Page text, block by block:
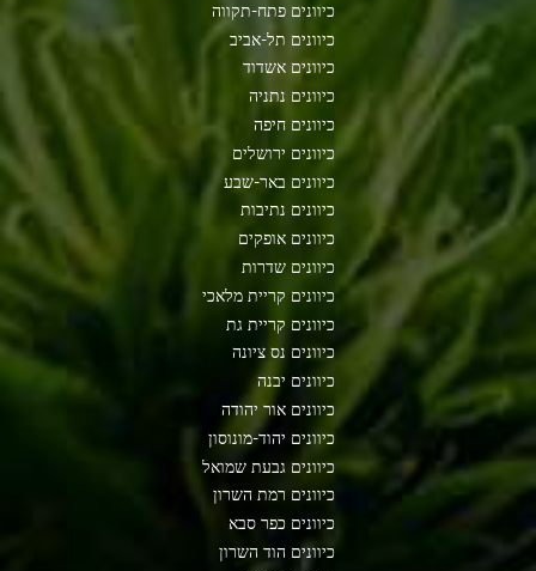
כיוונים פתח-תקווה
כיוונים תל-אביב
כיוונים אשדוד
כיוונים נתניה
כיוונים חיפה
כיוונים ירושלים
כיוונים באר-שבע
כיוונים נתיבות
כיוונים אופקים
כיוונים שדרות
כיוונים קריית מלאכי
כיוונים קריית גת
כיוונים נס ציונה
כיוונים יבנה
כיוונים אור יהודה
כיוונים יהוד-מונוסון
כיוונים גבעת שמואל
כיוונים רמת השרון
כיוונים כפר סבא
כיוונים הוד השרון